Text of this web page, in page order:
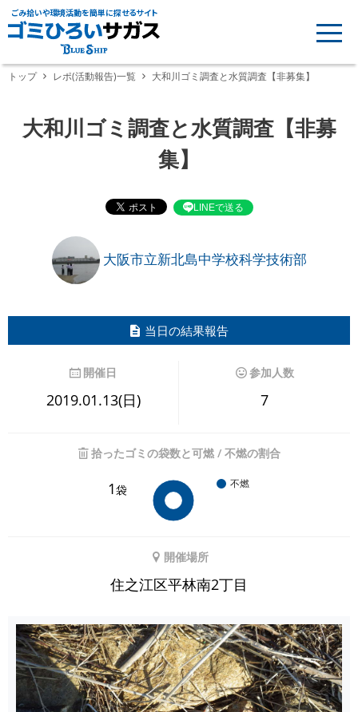
ごみ拾いや環境活動を簡単に探せるサイト
トップ レポ(活動報告)一覧 大和川ゴミ調査と水質調査【非募集】
大和川ゴミ調査と水質調査【非募
集】
LINEで送る
大阪市立新北島中学校科学技術部
当日の結果報告
開催日
2019.01.13(日)
参加人数
7
拾ったゴミの袋数と可燃 / 不燃の割合
1袋 不燃
開催場所
住之江区平林南2丁目